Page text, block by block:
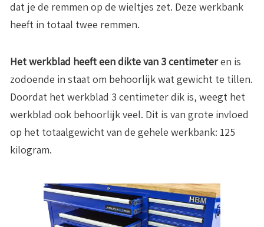
dat je de remmen op de wieltjes zet. Deze werkbank
heeft in totaal twee remmen.
Het werkblad heeft een dikte van 3 centimeteren is
zodoende in staat om behoorlijk wat gewicht te tillen.
Doordat het werkblad 3 centimeter dik is, weegt het
werkblad ook behoorlijk veel. Dit is van grote invloed
op het totaalgewicht van de gehele werkbank: 125
kilogram.